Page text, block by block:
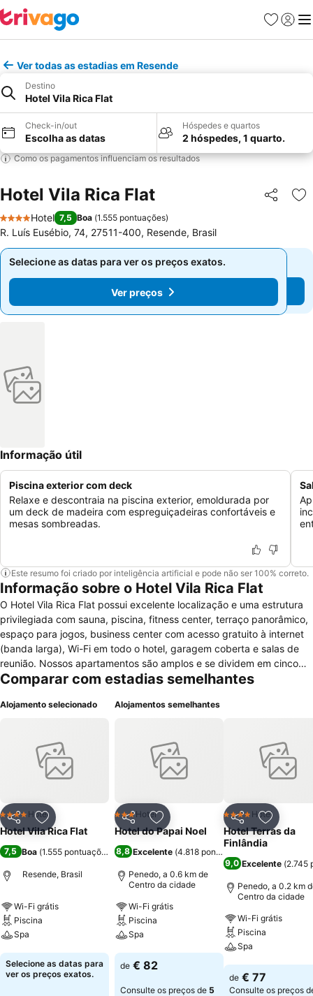
Favoritos
Iniciar
Ver todas as estadias em Resende
Destino
Hotel Vila Rica Flat
Check-in/out
Escolha as datas
Hóspedes e quartos
2 hóspedes, 1 quarto.
Como os pagamentos influenciam os resultados
Hotel Vila Rica Flat Partilhar
4 Estrelas
Hotel 7,5 Boa (1.555 pontuações)
R. Luís Eusébio, 74, 27511-400, Resende, Brasil
Selecione as datas para ver os preços exatos.
Ver preços
Selecione as datas para ver os preços exatos.
Ver preços
Informação útil
Piscina exterior com deck
Relaxe e descontraia na piscina exterior, emoldurada por
um deck de madeira com espreguiçadeiras confortáveis e
mesas sombreadas.
Este resumo foi criado por inteligência artificial e pode não ser 100% correto.
Informação sobre o Hotel Vila Rica Flat
O Hotel Vila Rica Flat possui excelente localização e uma estrutura
privilegiada com sauna, piscina, fitness center, terraço panorâmico,
espaço para jogos, business center com acesso gratuito à internet
(banda larga), Wi-Fi em todo o hotel, garagem coberta e salas de
reunião. Nossos apartamentos são amplos e se dividem em cinco
ambientes, sala, quarto, varanda, mini-kitchen e banheiro. Todos
condicionado split, frigobar, aquecimento de água a gás, wi-Fi e
Comparar com estadias semelhantes
Alojamento selecionado
PartilharAdicionar aos favoritos
4 EstrelasHotel
Hotel Vila Rica Flat
7,5 Boa (1.555 pontuações
Resende, Brasil
Wi-Fi grátis
Piscina
Spa
Ver preços
Selecione as datas para
ver os preços exatos.
Alojamentos semelhantes
PartilharAdicionar aos favoritos
3 Estrelas
Hotel
Hotel do Papai Noel
8,8 Excelente (4.818 pontuações
Penedo, a 0.6 km de
Centro da cidade
Wi-Fi grátis
Piscina
Spa
Ver preços
de € 82
Consulte os preços de 5
Partilhar
4 EstrelasHotel
Hotel Terras da
Finlândia
9,0 Excelente (2.745
Penedo, a 0.2 km
Centro da cidade
Wi-Fi grátis
Piscina
Spa
Ver preços
de € 77
Consulte os preços